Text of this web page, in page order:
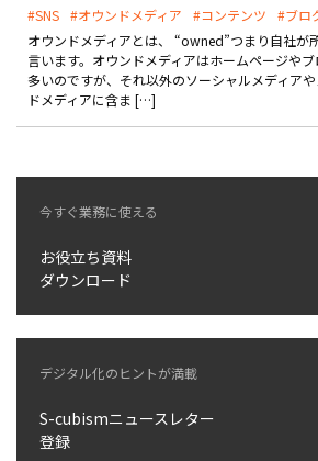
補助金活用支援
導入事例
#SNS #オウンドメディア #コンテンツ
#ブロ
オウンドメディアとは、 “owned”つまり自社が
言います。オウンドメディアはホームページや
多いのですが、それ以外のソーシャルメディア
ドメディアに含ま […]
今すぐ業務に使える
お役立ち資料
ダウンロード
デジタル化のヒントが満載
S-cubismニュースレター
登録